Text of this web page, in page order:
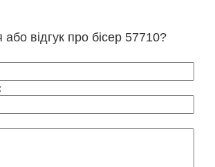
відгук про бісер 57710?